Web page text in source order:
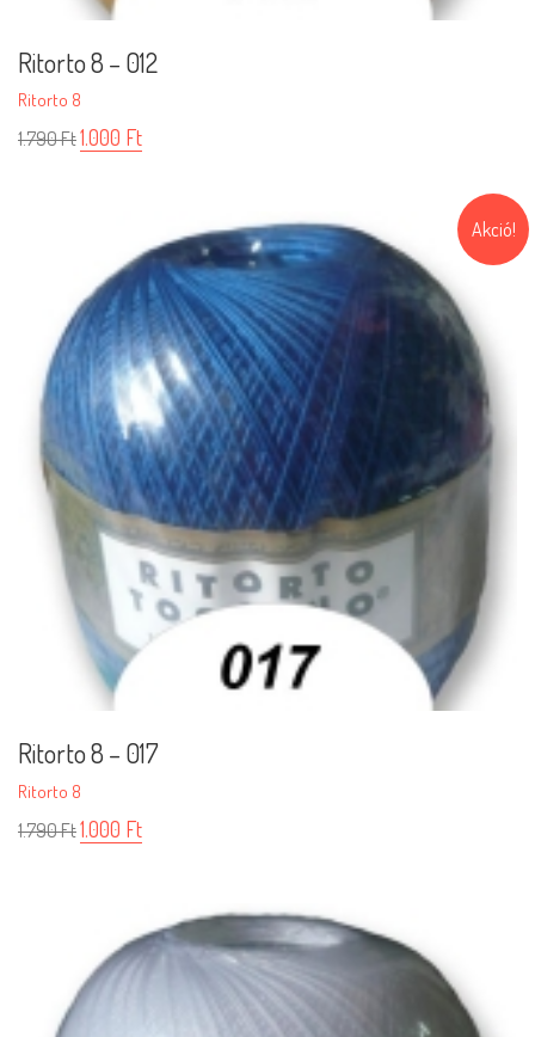
Ritorto 8 – 012
Ritorto 8
1.790Ft1.000 Ft
Akció!
Ritorto 8 – 017
Ritorto 8
1.790Ft1.000 Ft